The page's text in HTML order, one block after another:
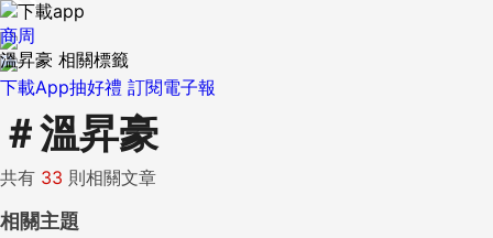
下載App抽好禮 訂閱電子報
商周
溫昇豪 相關標籤
＃溫昇豪
共有 33 則相關文章
相關主題